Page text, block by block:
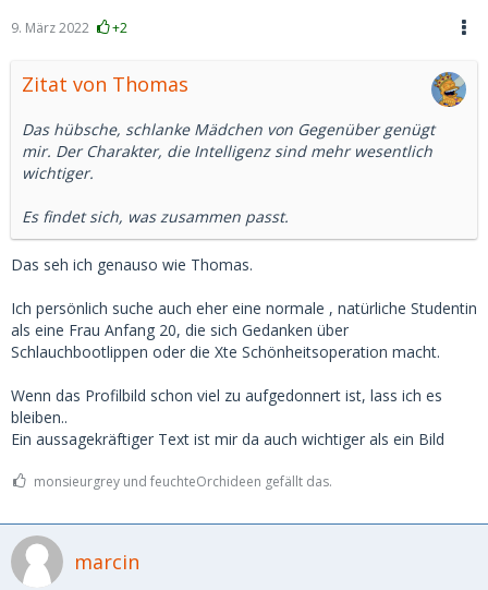
9. März 2022 +2
Zitat von Thomas
Das hübsche, schlanke Mädchen von Gegenüber genügt
mir. Der Charakter, die Intelligenz sind mehr wesentlich
wichtiger.
Es findet sich, was zusammen passt.
Das seh ich genauso wie Thomas.
Ich persönlich suche auch eher eine normale , natürliche Studentin
als eine Frau Anfang 20, die sich Gedanken über
Schlauchbootlippen oder die Xte Schönheitsoperation macht.
Wenn das Profilbild schon viel zu aufgedonnert ist, lass ich es
bleiben..
Ein aussagekräftiger Text ist mir da auch wichtiger als ein Bild
monsieurgrey und feuchteOrchideen gefällt das.
marcin